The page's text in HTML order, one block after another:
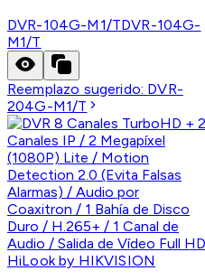
DVR-104G-M1/TDVR-104G-
M1/T
Reemplazo sugerido: DVR-
204G-M1/T
HiLook by HIKVISION